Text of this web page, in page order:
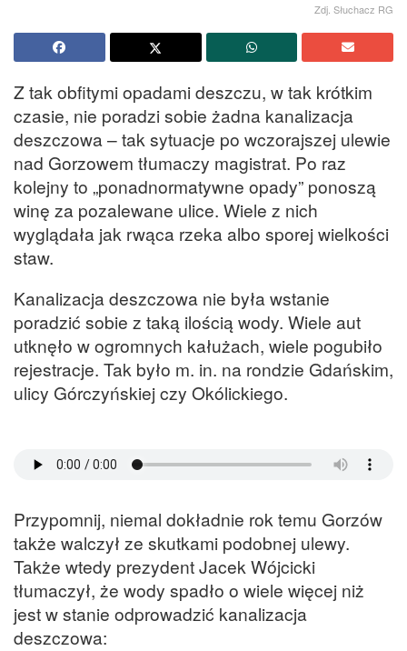
Zdj. Słuchacz RG
Z tak obfitymi opadami deszczu, w tak krótkim
czasie, nie poradzi sobie żadna kanalizacja
deszczowa – tak sytuacje po wczorajszej ulewie
nad Gorzowem tłumaczy magistrat. Po raz
kolejny to „ponadnormatywne opady” ponoszą
winę za pozalewane ulice. Wiele z nich
wyglądała jak rwąca rzeka albo sporej wielkości
staw.
Kanalizacja deszczowa nie była wstanie
poradzić sobie z taką ilością wody. Wiele aut
utknęło w ogromnych kałużach, wiele pogubiło
rejestracje. Tak było m. in. na rondzie Gdańskim,
ulicy Górczyńskiej czy Okólickiego.
Przypomnij, niemal dokładnie rok temu Gorzów
także walczył ze skutkami podobnej ulewy.
Także wtedy prezydent Jacek Wójcicki
tłumaczył, że wody spadło o wiele więcej niż
jest w stanie odprowadzić kanalizacja
deszczowa: